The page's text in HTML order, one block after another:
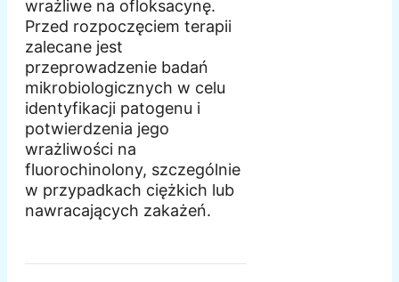
wrażliwe na ofloksacynę.
Przed rozpoczęciem terapii
zalecane jest
przeprowadzenie badań
mikrobiologicznych w celu
identyfikacji patogenu i
potwierdzenia jego
wrażliwości na
fluorochinolony, szczególnie
w przypadkach ciężkich lub
nawracających zakażeń.